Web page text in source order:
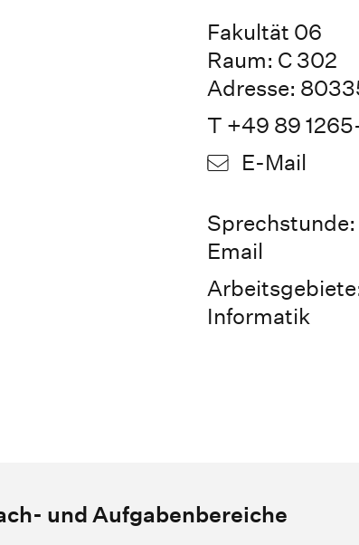
Fakultät 06
Raum: C 302
Adresse:
T +49 89
E-Mail
Email
Informatik
und Aufgabenbereiche